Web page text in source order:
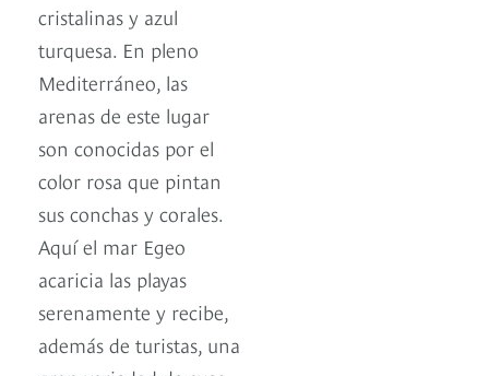
cristalinas y azul
turquesa. En pleno
Mediterráneo, las
arenas de este lugar
son conocidas por el
color rosa que pintan
sus conchas y corales.
Aquí el mar Egeo
acaricia las playas
serenamente y recibe,
además de turistas, una